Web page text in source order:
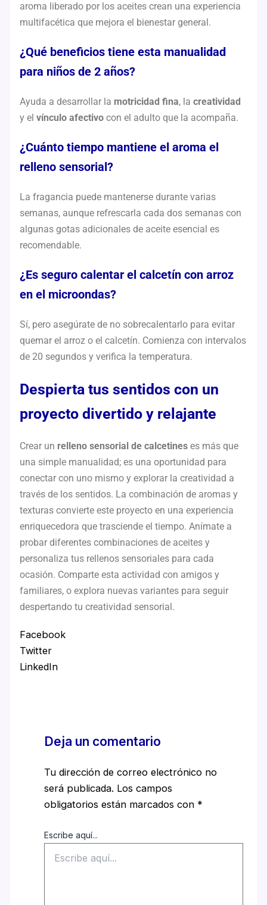
aroma liberado por los aceites crean una experiencia
multifacética que mejora el bienestar general.
¿Qué beneficios tiene esta manualidad
para niños de 2 años?
Ayuda a desarrollar la motricidad fina, lacreatividad
y elvínculo afectivo con el adulto que la acompaña.
¿Cuánto tiempo mantiene el aroma el
relleno sensorial?
La fragancia puede mantenerse durante varias
semanas, aunque refrescarla cada dos semanas con
algunas gotas adicionales de aceite esencial es
recomendable.
¿Es seguro calentar el calcetín con arroz
en el microondas?
Sí, pero asegúrate de no sobrecalentarlo para evitar
quemar el arroz o el calcetín. Comienza con intervalos
de 20 segundos y verifica la temperatura.
Despierta tus sentidos con un
proyecto divertido y relajante
Crear un relleno sensorial de calcetines es más que
una simple manualidad; es una oportunidad para
conectar con uno mismo y explorar la creatividad a
través de los sentidos. La combinación de aromas y
texturas convierte este proyecto en una experiencia
enriquecedora que trasciende el tiempo. Anímate a
probar diferentes combinaciones de aceites y
personaliza tus rellenos sensoriales para cada
ocasión. Comparte esta actividad con amigos y
familiares, o explora nuevas variantes para seguir
despertando tu creatividad sensorial.
Facebook
Twitter
LinkedIn
Deja un comentario
Tu dirección de correo electrónico no
será publicada. Los campos
obligatorios están marcados con *
Escribe aquí...